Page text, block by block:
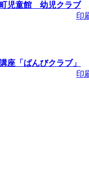
児童館 幼児クラブ
印
座「ばんびクラブ」
印